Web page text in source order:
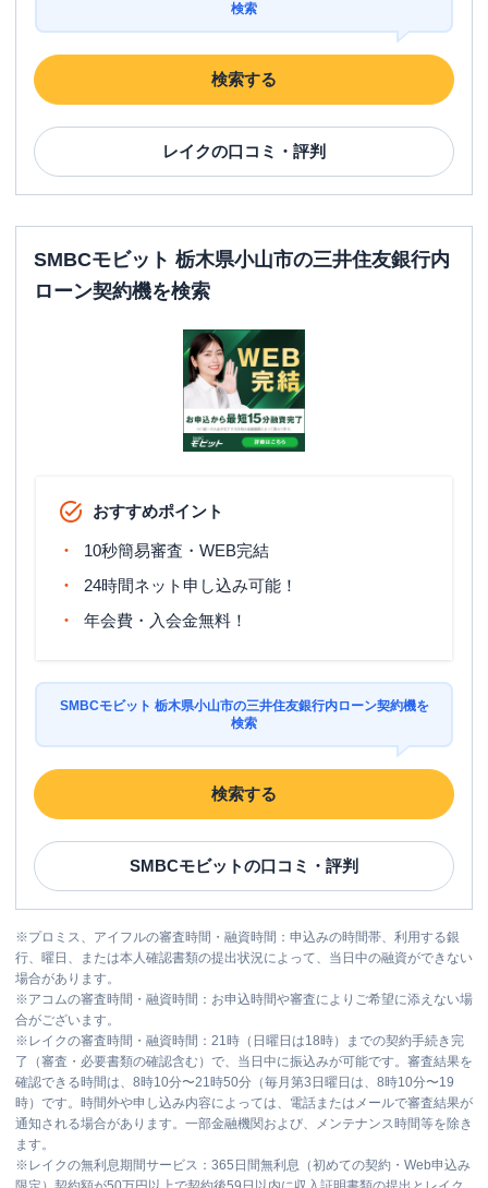
検索
検索する
レイクの口コミ・評判
SMBCモビット 栃木県小山市の三井住友銀行内
ローン契約機を検索
おすすめポイント
10秒簡易審査・WEB完結
24時間ネット申し込み可能！
年会費・入会金無料！
SMBCモビット 栃木県小山市の三井住友銀行内ローン契約機を
検索
検索する
SMBCモビットの口コミ・評判
※プロミス、アイフルの審査時間・融資時間：申込みの時間帯、利用する銀
行、曜日、または本人確認書類の提出状況によって、当日中の融資ができない
場合があります。
※アコムの審査時間・融資時間：お申込時間や審査によりご希望に添えない場
合がございます。
※ レイクの審査時間・融資時間：21時（日曜日は18時）までの契約手続き完
了（審査・必要書類の確認含む）で、当日中に振込みが可能です。審査結果を
確認できる時間は、8時10分〜21時50分（毎月第3日曜日は、8時10分〜19
時）です。時間外や申し込み内容によっては、電話またはメールで審査結果が
通知される場合があります。一部金融機関および、メンテナンス時間等を除き
ます。
※ レイクの無利息期間サービス：365日間無利息（初めての契約・Web申込み